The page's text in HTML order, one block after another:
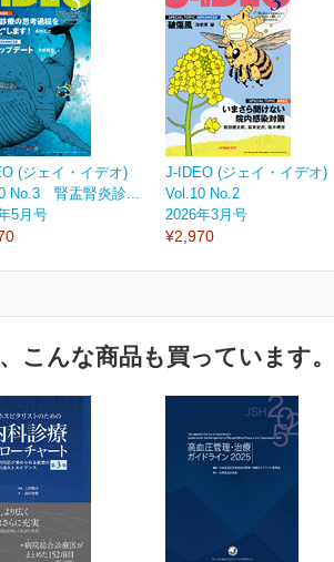
(ジェイ・イデオ)
No.3 腎盂腎炎診...
5月号
J-IDEO (ジェイ・イデオ)
Vol.10 No.2
2026年3月号
¥2,970
こんな商品も買っています。